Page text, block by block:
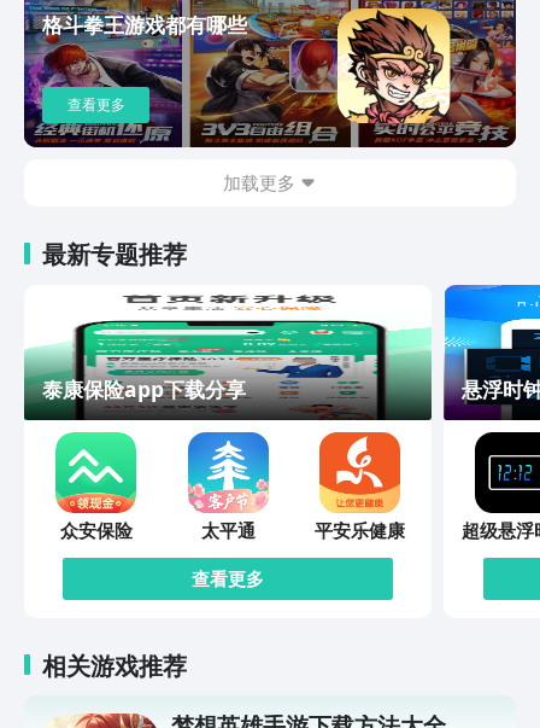
格斗拳王游戏都有哪些
查看更多
加载更多
最新专题推荐
泰康保险app下载分享
众安保险 太平通
平安乐健康
查看更多
悬浮时
超级悬浮
相关游戏推荐